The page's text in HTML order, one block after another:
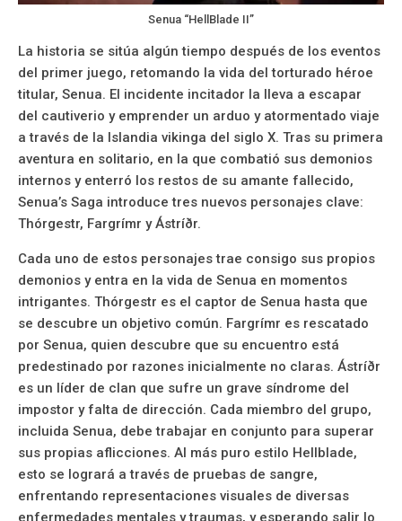
Senua “HellBlade II”
La historia se sitúa algún tiempo después de los eventos
del primer juego, retomando la vida del torturado héroe
titular, Senua. El incidente incitador la lleva a escapar
del cautiverio y emprender un arduo y atormentado viaje
a través de la Islandia vikinga del siglo X. Tras su primera
aventura en solitario, en la que combatió sus demonios
internos y enterró los restos de su amante fallecido,
Senua’s Saga introduce tres nuevos personajes clave:
Thórgestr, Fargrímr y Ástríðr.
Cada uno de estos personajes trae consigo sus propios
demonios y entra en la vida de Senua en momentos
intrigantes. Thórgestr es el captor de Senua hasta que
se descubre un objetivo común. Fargrímr es rescatado
por Senua, quien descubre que su encuentro está
predestinado por razones inicialmente no claras. Ástríðr
es un líder de clan que sufre un grave síndrome del
impostor y falta de dirección. Cada miembro del grupo,
incluida Senua, debe trabajar en conjunto para superar
sus propias aflicciones. Al más puro estilo Hellblade,
esto se logrará a través de pruebas de sangre,
enfrentando representaciones visuales de diversas
enfermedades mentales y traumas, y esperando salir lo